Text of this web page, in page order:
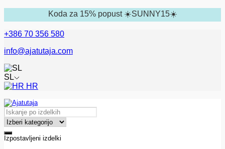
Koda za 15% popust ☀️SUNNY15☀️
+386 70 356 580
info@ajatutaja.com
SL
HR
Izpostavljeni izdelki